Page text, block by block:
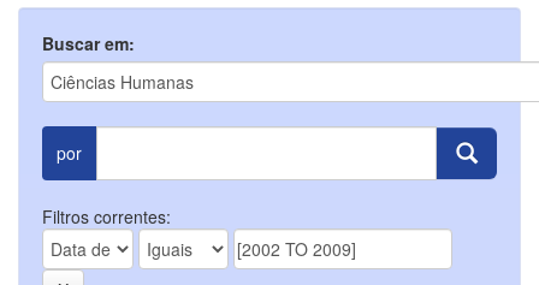
Buscar em:
por
Filtros correntes: